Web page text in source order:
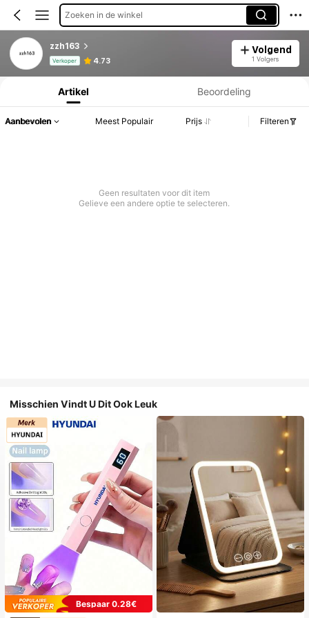
Zoeken in de winkel
zzh163
Verkoper 4.73
Volgend
1 Volgers
Productinformatie: Prijsopenbaring, Verkoop- en Voorraadgegevens.
Artikel Beoordeling
Aanbevolen Meest Populair Prijs Filteren
Geen resultaten voor dit item
Gelieve een andere optie te selecteren.
Misschien Vindt U Dit Ook Leuk
Bespaar 0.28€